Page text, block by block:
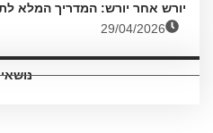
יורש אחר יורש: המדריך המלא
29/04/2026